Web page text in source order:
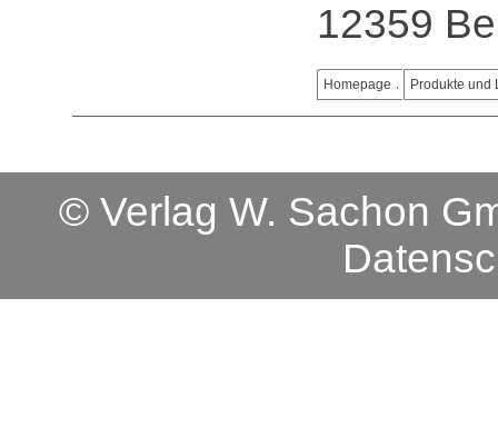
12359
Homepage Produkte und
© Verlag W. Sachon